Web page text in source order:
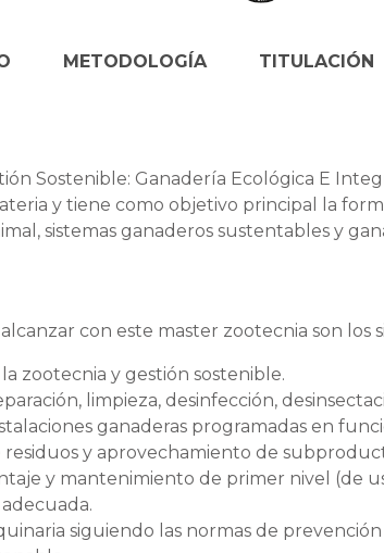
Sostenible: Ganadería Ecológica E
y tiene como objetivo principal la
sistemas ganaderos sustentables y
con este master zootecnia son los
zootecnia y gestión sostenible.
limpieza, desinfección,
ganaderas programadas en
y aprovechamiento de
y mantenimiento de primer nivel (de
siguiendo las normas de prevención
METODOLOGÍA TITULACIÓN